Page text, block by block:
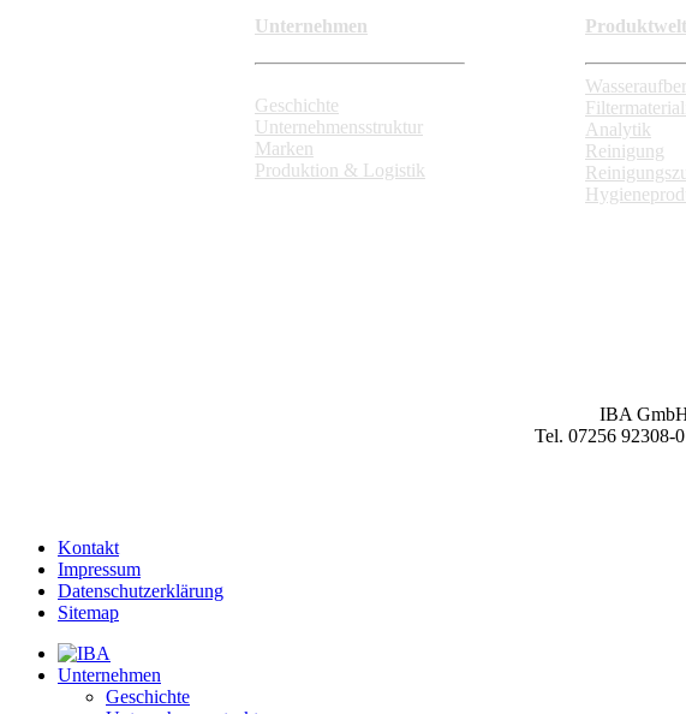
Unternehmen Produktwelt
Geschichte
Unternehmensstruktur
Marken
Produktion & Logistik
Analytik
Reinigung
IBA
Tel. 07256 92308-
Kontakt
Impressum
Datenschutzerklärung
Sitemap
Unternehmen
Geschichte